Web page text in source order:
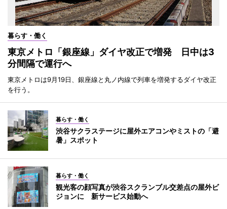
暮らす・働く
東京メトロ「銀座線」ダイヤ改正で増発 日中は3
分間隔で運行へ
東京メトロは9月19日、銀座線と丸ノ内線で列車を増発するダイヤ改正
を行う。
暮らす・働く
渋谷サクラステージに屋外エアコンやミストの「避
暑」スポット
暮らす・働く
観光客の顔写真が渋谷スクランブル交差点の屋外ビ
ジョンに 新サービス始動へ